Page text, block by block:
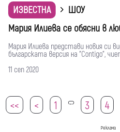
ИЗВЕСТНА
ШОУ
Мария Илиева се обясни в
Мария Илиева представи новия си
българската версия на "Contigo",
11 сеп 2020
<< < 1 2 3 4
Реклама